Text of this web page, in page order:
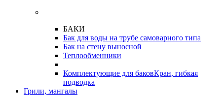
БАКИ
Бак для воды на трубе самоварного типа
Бак на стену выносной
Теплообменники
Комплектующие для баковКран, гибкая
подводка
Грили, мангалы